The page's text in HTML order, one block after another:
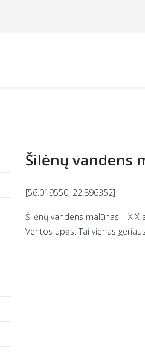
Šilėnų vandens
[56.019550, 22.896352]
Šilėnų vandens malūnas –
Ventos upės. Tai vienas